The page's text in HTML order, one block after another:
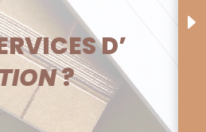
D’
?
E